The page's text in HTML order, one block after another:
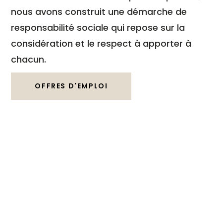
nous avons construit une démarche de
responsabilité sociale qui repose sur la
considération et le respect à apporter à
chacun.
OFFRES D'EMPLOI